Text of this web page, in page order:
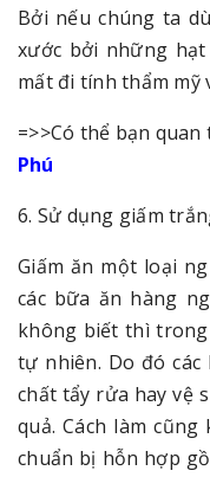
Bởi nếu chúng ta
xước bởi những
mất đi tính thẩm mỹ
=>>Có thể bạn quan
Phú
6. Sử dụng giấm
Giấm ăn một loại
các bữa ăn hàng
không biết thì
tự nhiên. Do đó
chất tẩy rửa hay vệ
quả. Cách làm
chuẩn bị hỗn hợp